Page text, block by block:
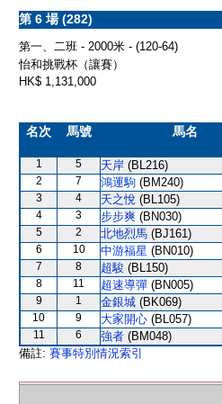
第 6 場 (282)
第一、二班 - 2000米 - (120-64)
怡和挑戰杯（讓賽）
HK$ 1,131,000
名次 馬號 馬名
1 5 天岸 (BL216)
2 7 鴻運駒 (BM240)
3 4 天之悅 (BL105)
4 3 步步爽 (BN030)
5 2 北地烈馬 (BJ161)
6 10 中游福星 (BN010)
7 8 超駿 (BL150)
8 11 超速導彈 (BN005)
9 1 金銀城 (BK069)
10 9 大家開心 (BL057)
11 6 強者 (BM048)
備註: 賽事特別情況索引